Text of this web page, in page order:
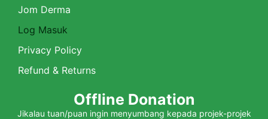
Jom Derma
Log Masuk
Privacy Policy
Refund & Returns
Offline Donation
Jikalau tuan/puan ingin menyumbang kepada projek-projek